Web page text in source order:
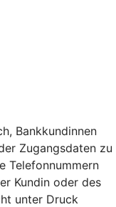
Bankkundinnen
Zugangsdaten zu
Telefonnummern
Kundin oder des
unter Druck